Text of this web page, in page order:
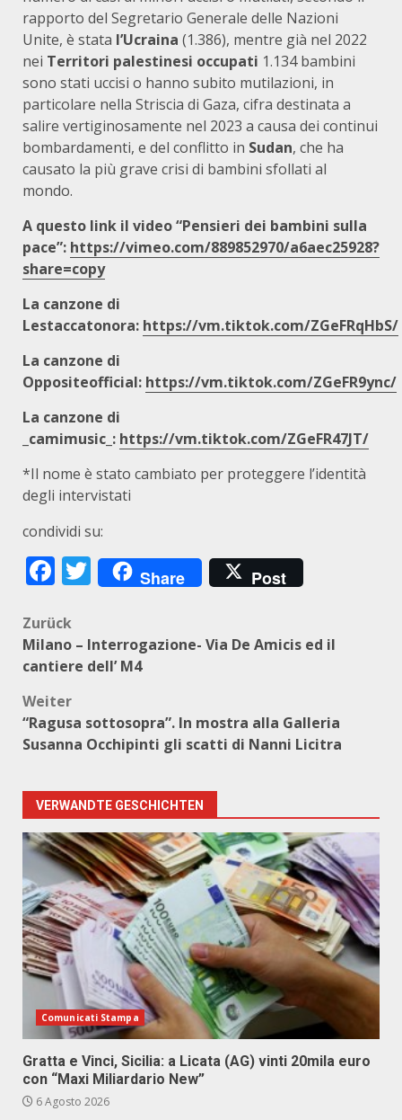
rapporto del Segretario Generale delle Nazioni
Unite, è stata l’Ucraina (1.386), mentre già nel 2022
nei Territori palestinesi occupati 1.134 bambini
sono stati uccisi o hanno subito mutilazioni, in
particolare nella Striscia di Gaza, cifra destinata a
salire vertiginosamente nel 2023 a causa dei continui
bombardamenti, e del conflitto in Sudan, che ha
causato la più grave crisi di bambini sfollati al
mondo.
A questo link il video “Pensieri dei bambini sulla
pace”: https://vimeo.com/889852970/a6aec25928?
share=copy
La canzone di
Lestaccatonora: https://vm.tiktok.com/ZGeFRqHbS/
La canzone di
Oppositeofficial: https://vm.tiktok.com/ZGeFR9ync/
La canzone di
_camimusic_: https://vm.tiktok.com/ZGeFR47JT/
*Il nome è stato cambiato per proteggere l’identità
degli intervistati
condividi su:
Facebook
Twitter
Share Post
Beitragsnavigation
Zurück
Milano – Interrogazione- Via De Amicis ed il
cantiere dell’ M4
Weiter
“Ragusa sottosopra”. In mostra alla Galleria
Susanna Occhipinti gli scatti di Nanni Licitra
VERWANDTE GESCHICHTEN
Comunicati Stampa
Gratta e Vinci, Sicilia: a Licata (AG) vinti 20mila euro
con “Maxi Miliardario New”
6 Agosto 2026